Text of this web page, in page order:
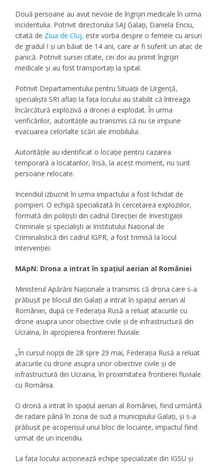
Două persoane au avut nevoie de îngrijiri medicale în urma
incidentului. Potrivit directorului SAJ Galați, Daniela Enciu,
citată de Ziua de Cluj, este vorba despre o femeie cu arsuri
de gradul I și un băiat de 14 ani, care ar fi suferit un atac de
panică. Potrivit sursei citate, cei doi au primit îngrijiri
medicale și au fost transportați la spital.
Potrivit Departamentului pentru Situații de Urgență,
specialiștii SRI aflați la fața locului au stabilit că întreaga
încărcătură explozivă a dronei a explodat. În urma
verificărilor, autoritățile au transmis că nu se impune
evacuarea celorlalte scări ale imobilului.
Autoritățile au identificat o locație pentru cazarea
temporară a locatarilor, însă, la acest moment, nu sunt
persoane relocate.
Incendiul izbucnit în urma impactului a fost lichidat de
pompieri. O echipă specializată în cercetarea exploziilor,
formată din polițiști din cadrul Direcției de Investigații
Criminale și specialiști ai Institutului Național de
Criminalistică din cadrul IGPR, a fost trimisă la locul
intervenției.
MApN: Drona a intrat în spațiul aerian al României
Ministerul Apărării Naționale a transmis că drona care s-a
prăbușit pe blocul din Galați a intrat în spațiul aerian al
României, după ce Federația Rusă a reluat atacurile cu
drone asupra unor obiective civile și de infrastructură din
Ucraina, în apropierea frontierei fluviale.
„În cursul nopții de 28 spre 29 mai, Federația Rusă a reluat
atacurile cu drone asupra unor obiective civile și de
infrastructură din Ucraina, în proximitatea frontierei fluviale
cu România.
O dronă a intrat în spațiul aerian al României, fiind urmărită
de radare până în zona de sud a municipiului Galați, și s-a
prăbușit pe acoperișul unui bloc de locuințe, impactul fiind
urmat de un incendiu.
La fața locului acționează echipe specializate din IGSU și